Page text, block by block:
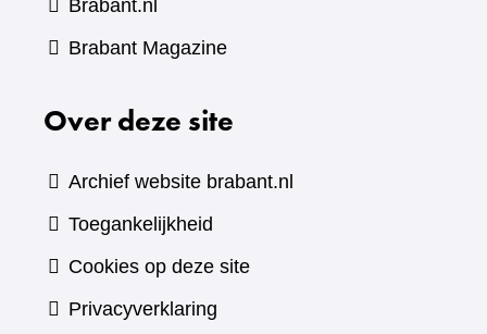
Brabant.nl
Brabant Magazine(verwijst
een
website)
Over deze site
Archief website brabant.nl
Toegankelijkheid
Cookies op deze site
Privacyverklaring